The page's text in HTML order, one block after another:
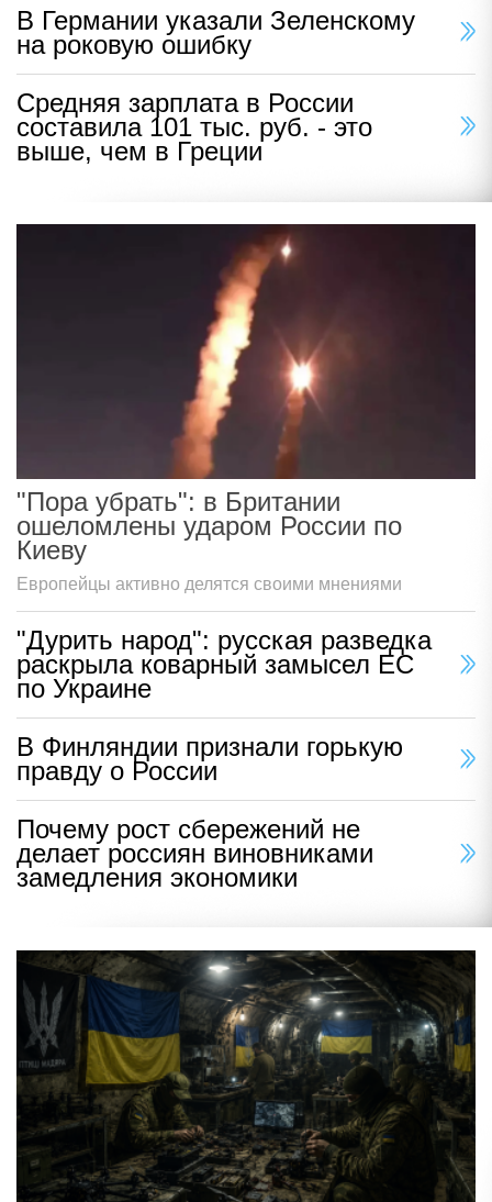
В Германии указали Зеленскому
на роковую ошибку
Средняя зарплата в России
составила 101 тыс. руб. - это
выше, чем в Греции
"Пора убрать": в Британии
ошеломлены ударом России по
Киеву
Европейцы активно делятся своими мнениями
"Дурить народ": русская разведка
раскрыла коварный замысел ЕС
по Украине
В Финляндии признали горькую
правду о России
Почему рост сбережений не
делает россиян виновниками
замедления экономики